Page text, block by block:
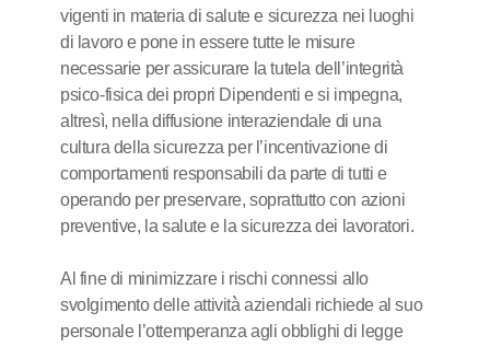
vigenti in materia di salute e sicurezza nei luoghi
di lavoro e pone in essere tutte le misure
necessarie per assicurare la tutela dell’integrità
psico-fisica dei propri Dipendenti e si impegna,
altresì, nella diffusione interaziendale di una
cultura della sicurezza per l’incentivazione di
comportamenti responsabili da parte di tutti e
operando per preservare, soprattutto con azioni
preventive, la salute e la sicurezza dei lavoratori.
Al fine di minimizzare i rischi connessi allo
svolgimento delle attività̀ aziendali richiede al suo
personale l’ottemperanza agli obblighi di legge